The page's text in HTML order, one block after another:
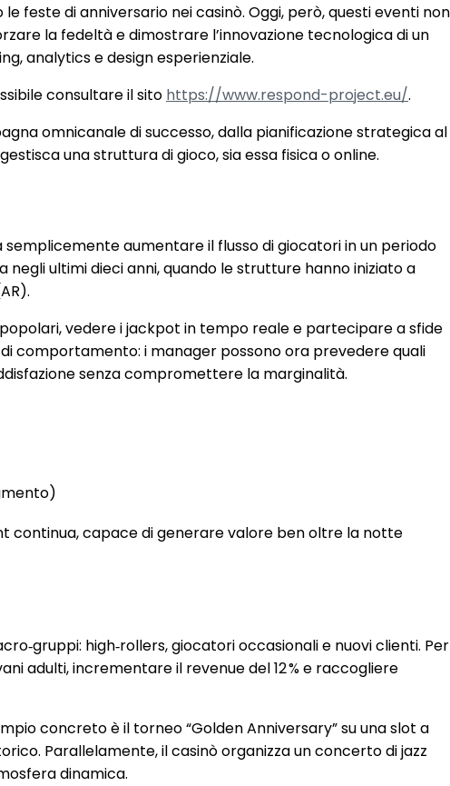
feste di anniversario nei casinò. Oggi, però, questi eventi non
la fedeltà e dimostrare l’innovazione tecnologica di un
analytics e design esperienziale.
consultare il sito https://www.respond-project.eu/.
omnicanale di successo, dalla pianificazione strategica al
una struttura di gioco, sia essa fisica o online.
aumentare il flusso di giocatori in un periodo
ultimi dieci anni, quando le strutture hanno iniziato a
vedere i jackpot in tempo reale e partecipare a sfide
comportamento: i manager possono ora prevedere quali
senza compromettere la marginalità.
continua, capace di generare valore ben oltre la notte
high‑rollers, giocatori occasionali e nuovi clienti. Per
adulti, incrementare il revenue del 12 % e raccogliere
concreto è il torneo “Golden Anniversary” su una slot a
Parallelamente, il casinò organizza un concerto di jazz
dinamica.